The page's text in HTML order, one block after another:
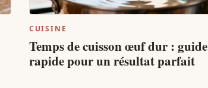
CUISINE
Temps de cuisson œuf dur : guide
rapide pour un résultat parfait